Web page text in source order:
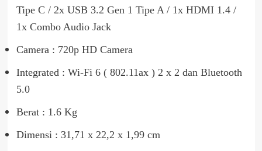
Tipe C / 2x USB 3.2 Gen 1 Tipe A / 1x HDMI 1.4 /
1x Combo Audio Jack
Camera : 720p HD Camera
Integrated : Wi-Fi 6 ( 802.11ax ) 2 x 2 dan Bluetooth
5.0
Berat : 1.6 Kg
Dimensi : 31,71 x 22,2 x 1,99 cm